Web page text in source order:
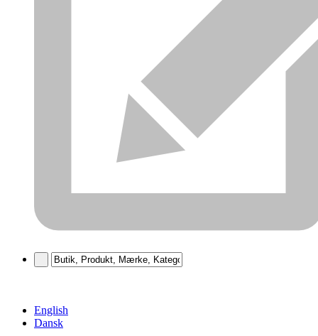
English
Dansk